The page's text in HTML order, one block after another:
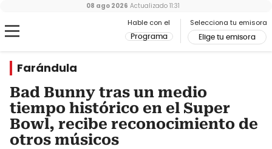
Hable con el
Programa
Selecciona tu emisora
Elige tu emisora
08 ago 2026 Actualizado 11:31
Farándula
Bad Bunny tras un medio
tiempo histórico en el Super
Bowl, recibe reconocimiento de
otros músicos